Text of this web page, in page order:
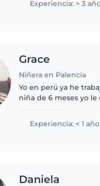
Experiencia: > 3
Grace
Niñera en Palencia
Yo en perú ya he
niña de 6 meses yo le
en el trabajo soy una..
Experiencia: < 1 año
Daniela